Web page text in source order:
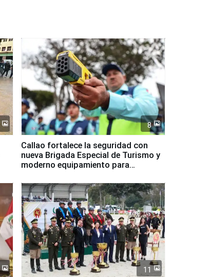
8
Callao fortalece la seguridad con
nueva Brigada Especial de Turismo y
moderno equipamiento para
11